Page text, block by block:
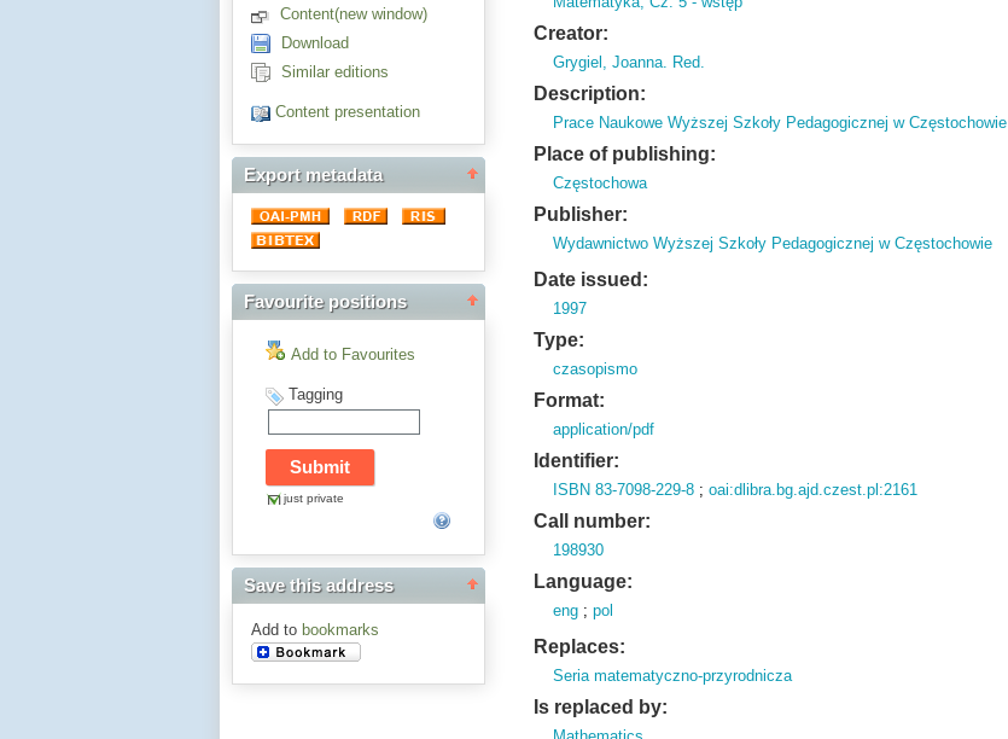
Content(new window)
Download
Similar editions
Content presentation
Export metadata
Favourite positions
Add to Favourites
Tagging
just private
Save this address
Add to bookmarks
Creator:
Grygiel, Joanna. Red.
Description:
Prace Naukowe Wyższej Szkoły Pedagogicznej w Częstochowie
Place of publishing:
Częstochowa
Publisher:
Wydawnictwo Wyższej Szkoły Pedagogicznej w Częstochowie
Date issued:
1997
Type:
czasopismo
Format:
application/pdf
Identifier:
ISBN 83-7098-229-8 ;oai:dlibra.bg.ajd.czest.pl:2161
Call number:
198930
Language:
eng ;pol
Replaces:
Seria matematyczno-przyrodnicza
Is replaced by: